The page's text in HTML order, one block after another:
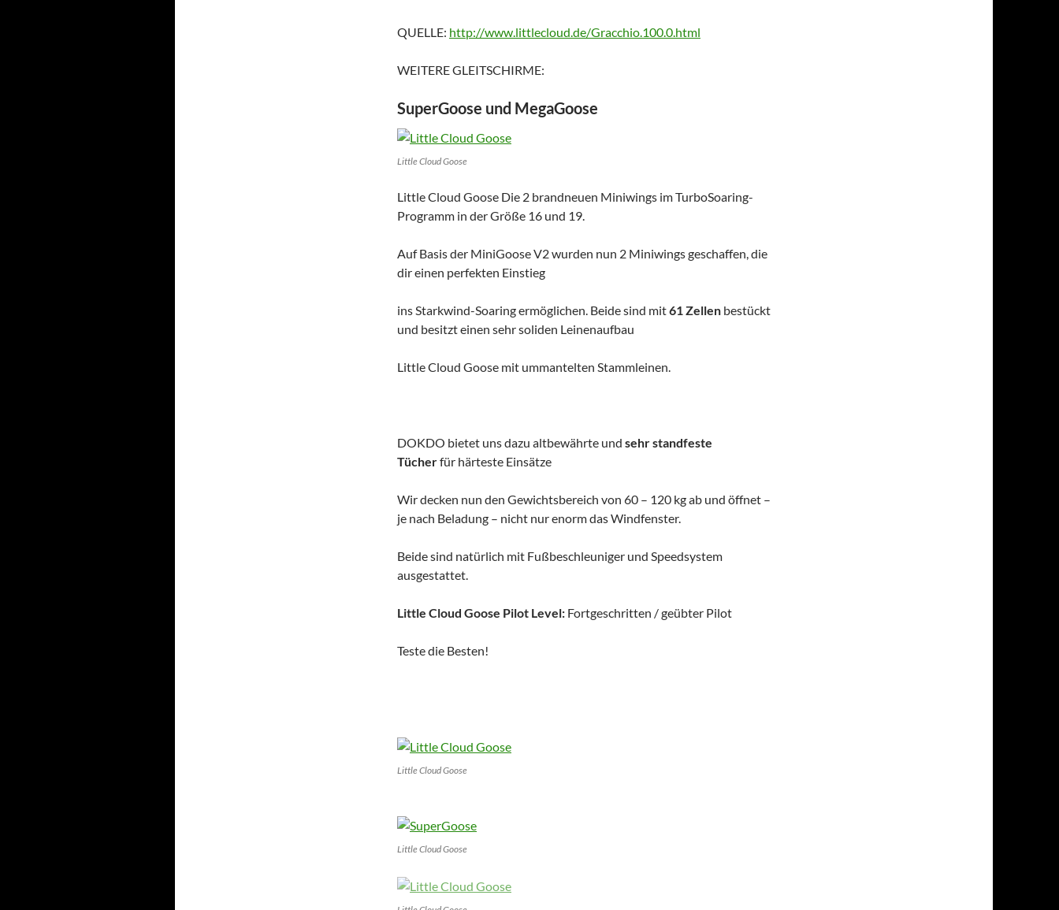
QUELLE: http://www.littlecloud.de/Gracchio.100.0.html
WEITERE GLEITSCHIRME:
SuperGoose und MegaGoose
Little Cloud Goose
Little Cloud Goose Die 2 brandneuen Miniwings im TurboSoaring-
Programm in der Größe 16 und 19.
Auf Basis der MiniGoose V2 wurden nun 2 Miniwings geschaffen, die
dir einen perfekten Einstieg
ins Starkwind-Soaring ermöglichen. Beide sind mit61 Zellen bestückt
und besitzt einen sehr soliden Leinenaufbau
Little Cloud Goose mit ummantelten Stammleinen.
DOKDO bietet uns dazu altbewährte und sehr standfeste
Tücherfür härteste Einsätze
Wir decken nun den Gewichtsbereich von 60 – 120 kg ab und öffnet –
je nach Beladung – nicht nur enorm das Windfenster.
Beide sind natürlich mit Fußbeschleuniger und Speedsystem
ausgestattet.
Little Cloud Goose Pilot Level: Fortgeschritten / geübter Pilot
Teste die Besten!
Little Cloud Goose
Little Cloud Goose